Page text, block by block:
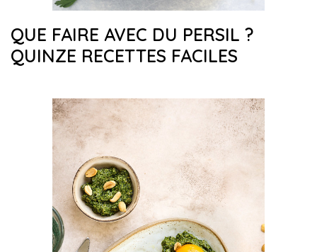
QUE FAIRE AVEC DU PERSIL ?
QUINZE RECETTES FACILES